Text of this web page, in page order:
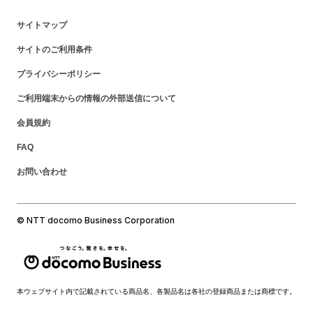
サイトマップ
サイトのご利用条件
プライバシーポリシー
ご利用端末からの情報の外部送信について
会員規約
FAQ
お問い合わせ
© NTT docomo Business Corporation
本ウェブサイト内で記載されている商品名、各製品名は各社の登録商品または商標です。